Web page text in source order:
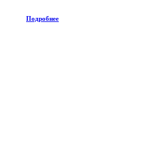
Подробнее